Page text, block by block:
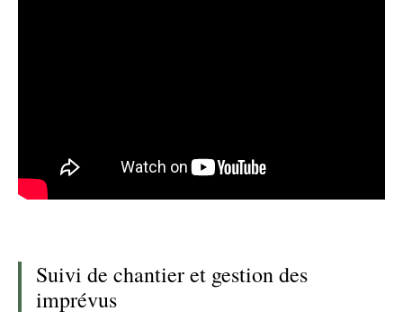
Suivi de chantier et gestion des
imprévus